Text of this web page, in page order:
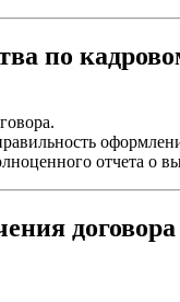
по
отчета о